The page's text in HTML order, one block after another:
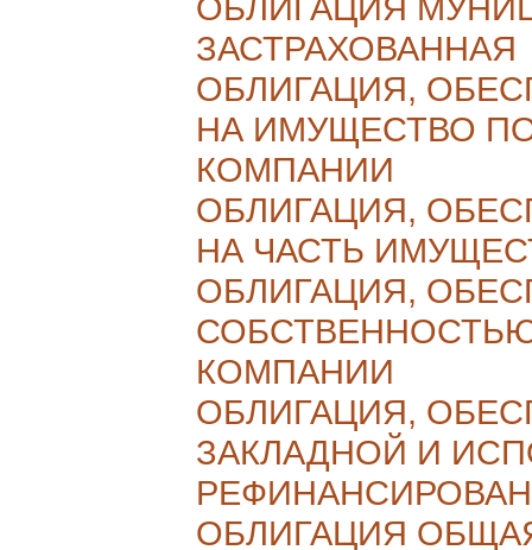
ЗАСТРАХОВАННАЯ
ОБЛИГАЦИЯ,
НА ИМУЩЕСТВО
КОМПАНИИ
ОБЛИГАЦИЯ,
НА ЧАСТЬ
ОБЛИГАЦИЯ,
КОМПАНИИ
ОБЛИГАЦИЯ,
ЗАКЛАДНОЙ И
ОБЛИГАЦИЯ